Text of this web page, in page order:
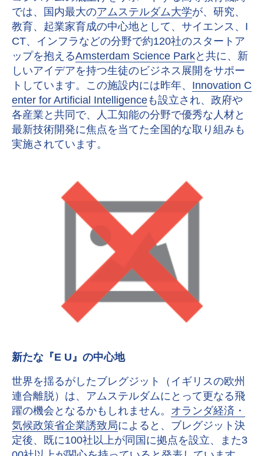
では、国内最大のアムステルダム大学が、研究、
教育、起業家育成の中心地として、サイエンス、I
CT、インフラなどの分野で約120社のスタートア
ップを抱えるAmsterdam Science Parkと共に、新
しいアイデアを持つ生徒のビジネス展開をサポー
トしています。この施設内には昨年、 Innovation C
enter for Artificial Intelligenceも設立され、政府や
各産業と共同で、人工知能の分野で優秀な人材と
最新技術開発に焦点を当てた全国的な取り組みも
実施されています。
新たな『E U』の中心地
世界を揺るがしたブレグジット（イギリスの欧州
連合離脱）は、アムステルダムにとって更なる飛
躍の機会となるかもしれません。 オランダ経済・
気候政策省企業誘致局によると、ブレグジット決
定後、既に100社以上が同国に拠点を設立、また3